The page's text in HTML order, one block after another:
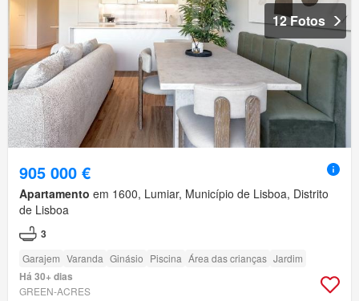
12 Fotos
905 000 €
Apartamento em 1600, Lumiar, Município de Lisboa, Distrito
de Lisboa
3
Garajem Varanda Ginásio Piscina Área das crianças Jardim
Há 30+ dias
GREEN-ACRES